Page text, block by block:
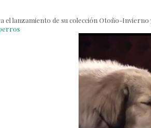
el lanzamiento de su colección Otoño-Invierno